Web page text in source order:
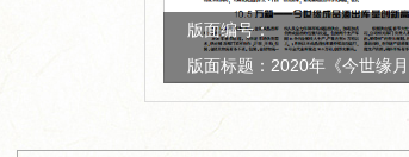
版面编号：
版面标题：2020年《今世缘